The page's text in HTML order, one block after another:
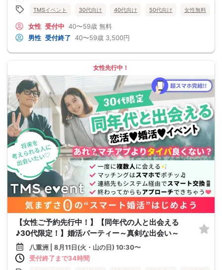
TMSイベント 30代向け 40代向け 50代向け 女性無料
女性 受付中 40〜59歳 無料
男性 受付終了 40〜59歳 3,500円
女性先行中！
【女性ご予約先行中！】【同年代の人と出会える
♪30代限定！】婚活パーティー～真剣な出会い～
八重洲 | 8月11日(火・山の日) 10:30〜
受付終了まで34時間